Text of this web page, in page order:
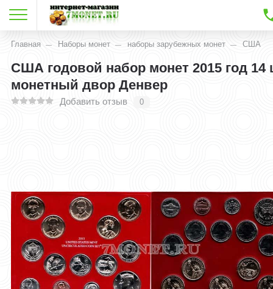
Главная Наборы монет наборы зарубежных монет США
США годовой набор монет 2015 год 14
монетный двор Денвер
Добавить отзыв 0